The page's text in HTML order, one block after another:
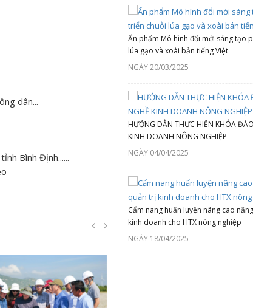
dân...
Bình Định......
Ấn phẩm Mô hình đổi mới sáng tạo
lúa gạo và xoài bản tiếng Việt
NGÀY 20/03/2025
HƯỚNG DẪN THỰC HIỆN KHÓA
KINH DOANH NÔNG NGHIỆP
NGÀY 04/04/2025
Cẩm nang huấn luyện nâng cao
kinh doanh cho HTX nông nghiệp
NGÀY 18/04/2025